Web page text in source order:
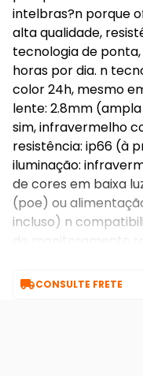
intelbras?n porque
alta qualidade,
tecnologia de
horas por dia. n
color 24h, mesmo
lente: 2.8mm
sim, infravermelho
resistência: ip66 (à
iluminação:
de cores em baixa
(poe) ou
incluso) n
de monitoramento
CONSULTE FRETE